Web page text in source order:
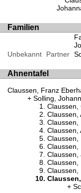
Familien
Unbekannt
Partner
Ahnentafel
Claussen, Franz
Solling,
Claussen,
Claussen,
Claussen,
Claussen,
Claussen,
Claussen,
Claussen,
Claussen,
Claussen,